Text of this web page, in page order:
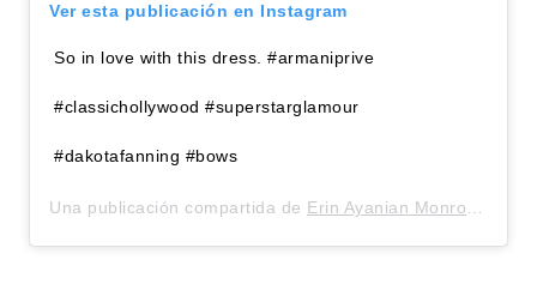
Ver esta publicación en Instagram
So in love with this dress. #armaniprive
#classichollywood #superstarglamour
#dakotafanning #bows
Una publicación compartida de Erin Ayanian Monroe